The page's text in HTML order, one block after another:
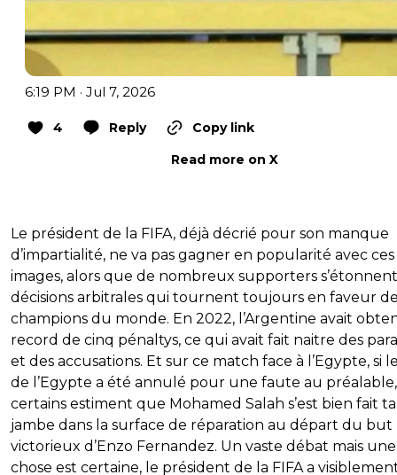
6:19 PM · Jul 7, 2026
4 Reply
Copy link
Read more on X
Le président de la FIFA, déjà décrié pour son manque
d’impartialité, ne va pas gagner en popularité avec ces
images, alors que de nombreux supporters
décisions arbitrales qui tournent toujours en faveur
champions du monde. En 2022, l’Argentine avait
record de cinq pénaltys, ce qui avait fait naitre des
et des accusations. Et sur ce match face à l’Egypte, si
de l’Egypte a été annulé pour une faute au préalable,
certains estiment que Mohamed Salah s’est bien fait
jambe dans la surface de réparation au départ du but
victorieux d’Enzo Fernandez. Un vaste débat mais une
chose est certaine, le président de la FIFA a